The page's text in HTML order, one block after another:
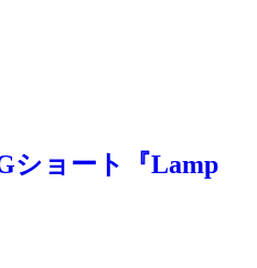
ショート『Lamp